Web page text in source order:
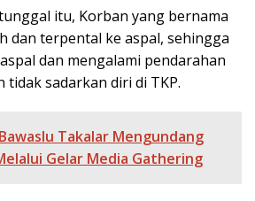
itu, Korban yang bernama
dan terpental ke aspal, sehingga
dan mengalami pendarahan
tidak sadarkan diri di TKP.
Bawaslu Takalar Mengundang
Gelar Media Gathering